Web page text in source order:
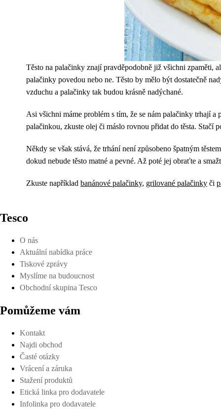
Těsto na palačinky znají pravděpodobně již všichni zpaměti,
palačinky povedou nebo ne. Těsto by mělo být dostatečně
vzduchu a palačinky tak budou krásně nadýchané.
Asi všichni máme problém s tím, že se nám palačinky trhají
palačinkou, zkuste olej či máslo rovnou přidat do těsta. Stačí
Někdy se však stává, že trhání není způsobeno špatným
dokud nebude těsto matné a pevné. Až poté jej obraťte a
Zkuste například banánové palačinky, grilované palačinky či
Tesco
O nás
Aktuální nabídka práce
Tiskové zprávy
Myslíme na budoucnost
Obchodní skupina Tesco
Pomůžeme vám
Kontakt
Najdi obchod
Časté otázky
Vrácení a záruka
Stažení produktů
Etická linka pro dodavatele
Infolinka pro dodavatele